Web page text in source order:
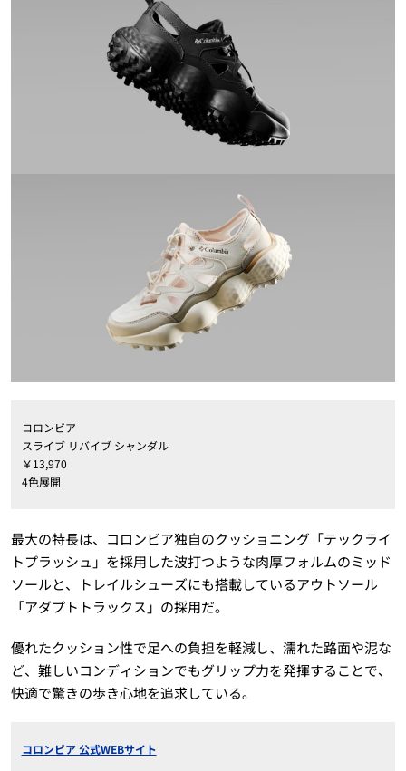
コロンビア
スライブ リバイブ シャンダル
￥13,970
4色展開
最大の特長は、コロンビア独自のクッショニング「テックライ
トプラッシュ」を採用した波打つような肉厚フォルムのミッド
ソールと、トレイルシューズにも搭載しているアウトソール
「アダプトトラックス」の採用だ。
優れたクッション性で足への負担を軽減し、濡れた路面や泥な
ど、難しいコンディションでもグリップ力を発揮することで、
快適で驚きの歩き心地を追求している。
コロンビア 公式WEBサイト